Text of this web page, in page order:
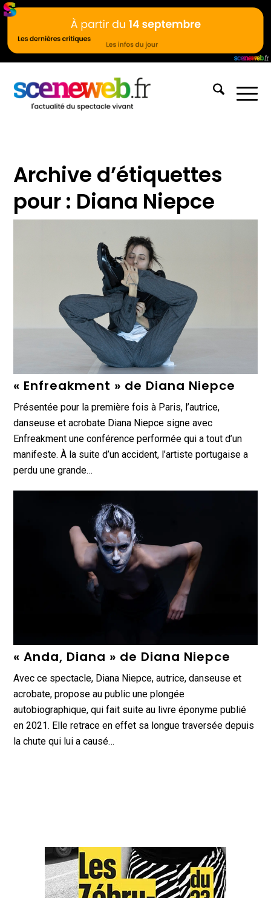
Archive d’étiquettes
pour : Diana Niepce
« Enfreakment » de Diana Niepce
Présentée pour la première fois à Paris, l’autrice,
danseuse et acrobate Diana Niepce signe avec
Enfreakment une conférence performée qui a tout d’un
manifeste. À la suite d’un accident, l’artiste portugaise a
perdu une grande…
« Anda, Diana » de Diana Niepce
Avec ce spectacle, Diana Niepce, autrice, danseuse et
acrobate, propose au public une plongée
autobiographique, qui fait suite au livre éponyme publié
en 2021. Elle retrace en effet sa longue traversée depuis
la chute qui lui a causé…